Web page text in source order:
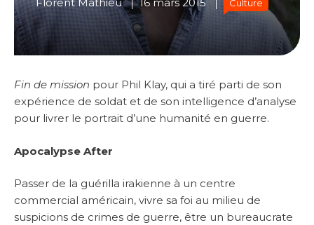
Florent Mathieu 16 mars 2015 Culture
Fin de mission pour Phil Klay, qui a tiré parti de son
expérience de soldat et de son intelligence d’analyse
pour livrer le portrait d’une humanité en guerre.
Apocalypse After
Passer de la guérilla irakienne à un centre
commercial américain, vivre sa foi au milieu de
suspicions de crimes de guerre, être un bureaucrate